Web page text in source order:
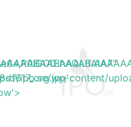
ipo.se/wp-content/